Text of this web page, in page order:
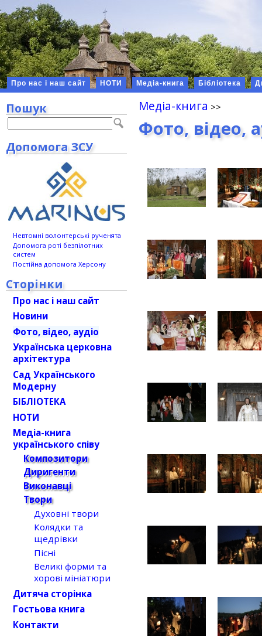
Про нас і наш сайт НОТИ Медіа-книга Бібліотека
Медіа-книга
Фото, відео,
Пошук
Допомога ЗСУ
Невтомні волонтерські рученята
Допомога роті безпілотних
систем
Постійна допомога Херсону
Сторінки
Про нас і наш сайт
Новини
Фото, відео, аудіо
Українська церковна
архітектура
Сад Українського
Модерну
БІБЛІОТЕКА
НОТИ
Медіа-книга
українського співу
Композитори
Диригенти
Виконавці
Твори
Духовні твори
Колядки та
щедрівки
Пісні
Великі форми та
хорові мініатюри
Дитяча сторінка
Гостьова книга
Контакти